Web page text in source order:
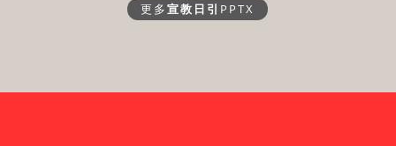
更多宣教日引 PPTX